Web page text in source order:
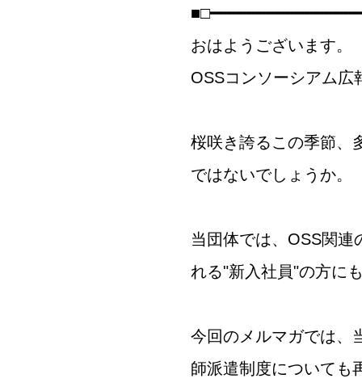
おはようございます。
OSSコンソーシアム広
桜咲き誇るこの季節、
ではないでしょうか。
当団体では、OSS関
れる"新入社員"の方に
今回のメルマガでは、
師派遣制度についても